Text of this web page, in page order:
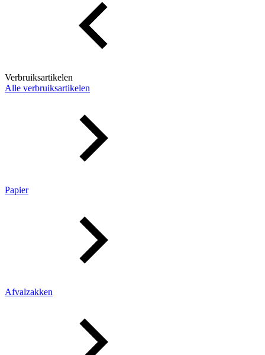
Verbruiksartikelen
Alle verbruiksartikelen
Papier
Afvalzakken